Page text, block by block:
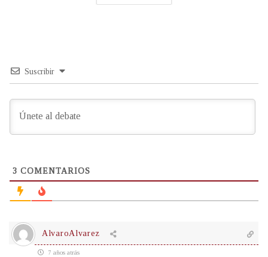
Suscribir
3 COMENTARIOS
AlvaroAlvarez
7 años atrás